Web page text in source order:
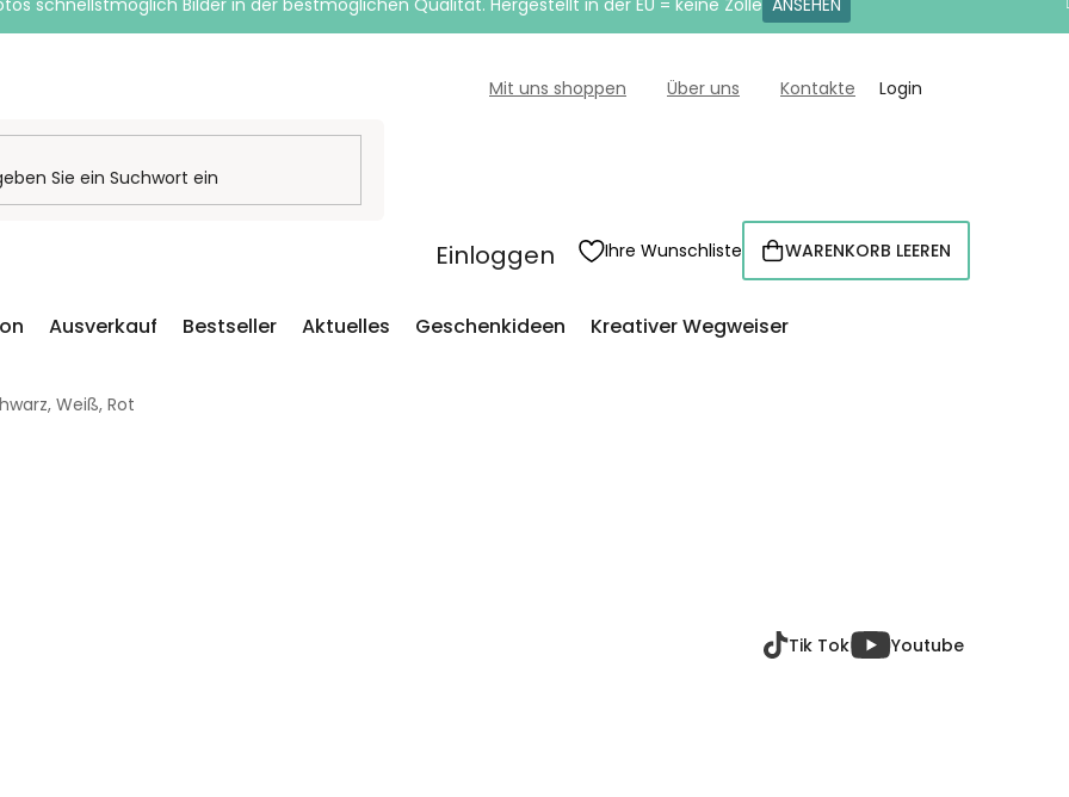
schnellstmöglich Bilder in der bestmöglichen Qualität. Hergestellt in der EU = keine Zölle ANSEHEN
Mit uns shoppen Über uns Kontakte Login
Einloggen Ihre Wunschliste WARENKORB
WARENKORB LEEREN
Ausverkauf Bestseller Aktuelles Geschenkideen Kreativer Wegweiser
Weiß, Rot
Tik Tok Youtube